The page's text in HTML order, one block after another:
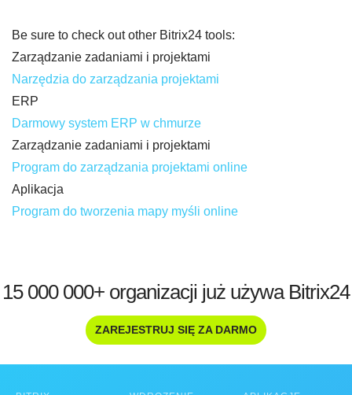
Be sure to check out other Bitrix24 tools:
Zarządzanie zadaniami i projektami
Narzędzia do zarządzania projektami
ERP
Darmowy system ERP w chmurze
Zarządzanie zadaniami i projektami
Program do zarządzania projektami online
Aplikacja
Program do tworzenia mapy myśli online
15 000 000+ organizacji już używa Bitrix24
ZAREJESTRUJ SIĘ ZA DARMO